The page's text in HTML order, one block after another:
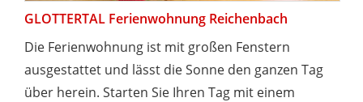
GLOTTERTAL Ferienwohnung Reichenbach
Die Ferienwohnung ist mit großen Fenstern
ausgestattet und lässt die Sonne den ganzen Tag
über herein. Starten Sie Ihren Tag mit einem